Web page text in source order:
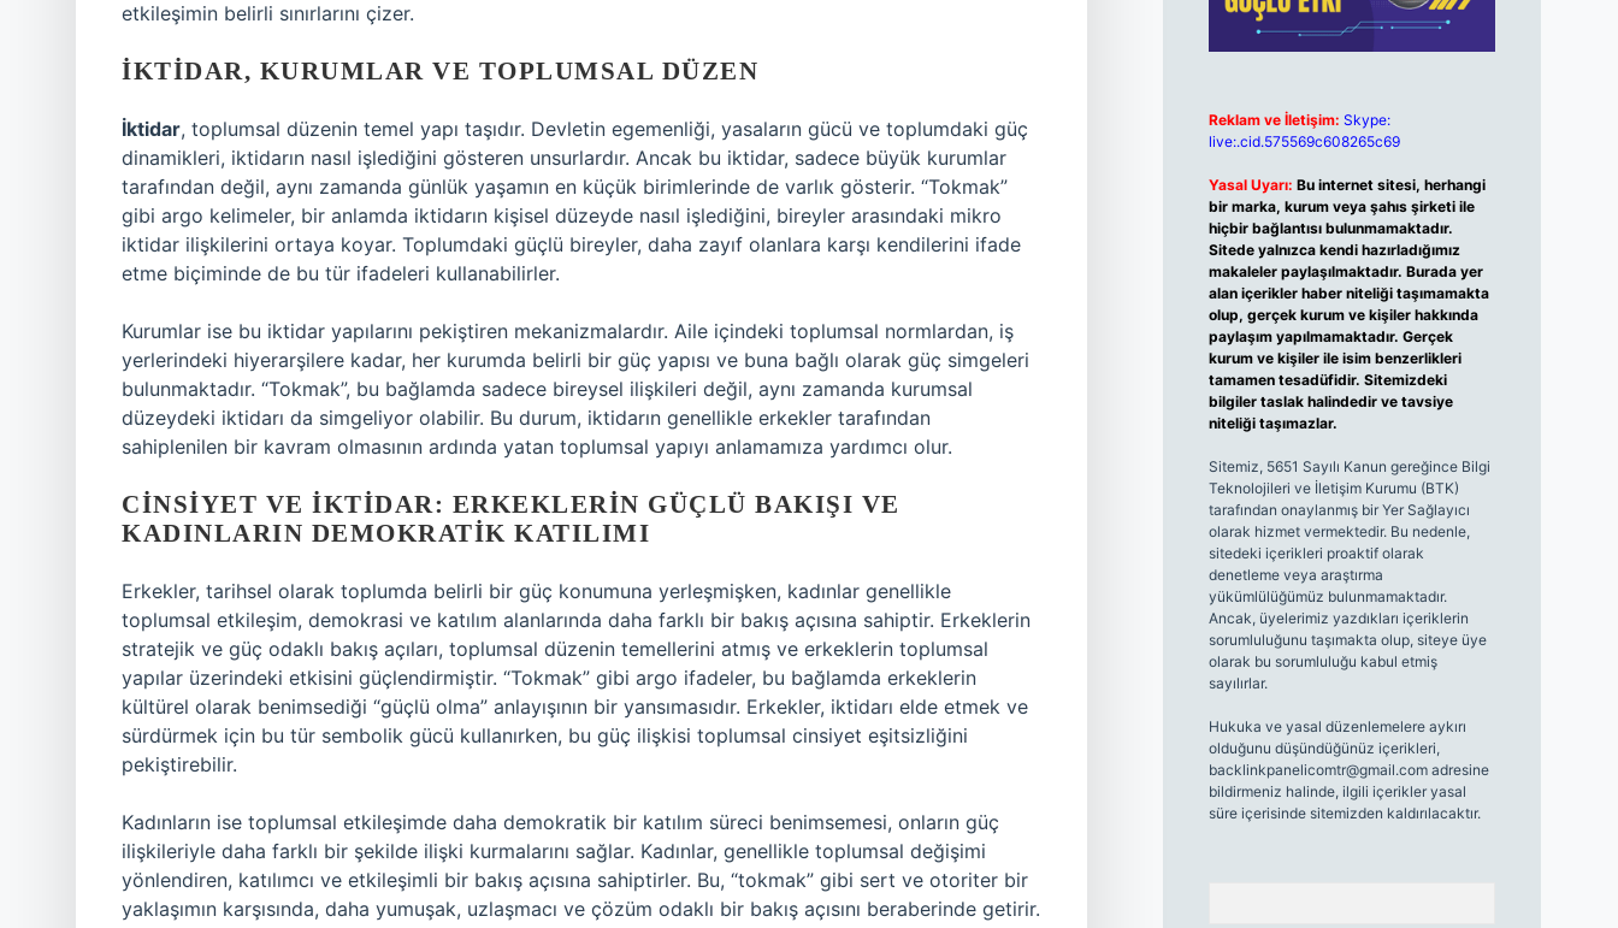
etkileşimin belirli sınırlarını çizer.
İKTIDAR, KURUMLAR VE TOPLUMSAL DÜZEN
İktidar, toplumsal düzenin temel yapı taşıdır. Devletin egemenliği, yasaların gücü ve toplumdaki güç
dinamikleri, iktidarın nasıl işlediğini gösteren unsurlardır. Ancak bu iktidar, sadece büyük kurumlar
tarafından değil, aynı zamanda günlük yaşamın en küçük birimlerinde de varlık gösterir. “Tokmak”
gibi argo kelimeler, bir anlamda iktidarın kişisel düzeyde nasıl işlediğini, bireyler arasındaki mikro
iktidar ilişkilerini ortaya koyar. Toplumdaki güçlü bireyler, daha zayıf olanlara karşı kendilerini ifade
etme biçiminde de bu tür ifadeleri kullanabilirler.
Kurumlar ise bu iktidar yapılarını pekiştiren mekanizmalardır. Aile içindeki toplumsal normlardan, iş
yerlerindeki hiyerarşilere kadar, her kurumda belirli bir güç yapısı ve buna bağlı olarak güç simgeleri
bulunmaktadır. “Tokmak”, bu bağlamda sadece bireysel ilişkileri değil, aynı zamanda kurumsal
düzeydeki iktidarı da simgeliyor olabilir. Bu durum, iktidarın genellikle erkekler tarafından
sahiplenilen bir kavram olmasının ardında yatan toplumsal yapıyı anlamamıza yardımcı olur.
CINSIYET VE İKTIDAR: ERKEKLERIN GÜÇLÜ BAKIŞI VE
KADINLARIN DEMOKRATIK KATILIMI
Erkekler, tarihsel olarak toplumda belirli bir güç konumuna yerleşmişken, kadınlar genellikle
toplumsal etkileşim, demokrasi ve katılım alanlarında daha farklı bir bakış açısına sahiptir. Erkeklerin
stratejik ve güç odaklı bakış açıları, toplumsal düzenin temellerini atmış ve erkeklerin toplumsal
yapılar üzerindeki etkisini güçlendirmiştir. “Tokmak” gibi argo ifadeler, bu bağlamda erkeklerin
kültürel olarak benimsediği “güçlü olma” anlayışının bir yansımasıdır. Erkekler, iktidarı elde etmek ve
sürdürmek için bu tür sembolik gücü kullanırken, bu güç ilişkisi toplumsal cinsiyet eşitsizliğini
pekiştirebilir.
Kadınların ise toplumsal etkileşimde daha demokratik bir katılım süreci benimsemesi, onların güç
ilişkileriyle daha farklı bir şekilde ilişki kurmalarını sağlar. Kadınlar, genellikle toplumsal değişimi
yönlendiren, katılımcı ve etkileşimli bir bakış açısına sahiptirler. Bu, “tokmak” gibi sert ve otoriter bir
yaklaşımın karşısında, daha yumuşak, uzlaşmacı ve çözüm odaklı bir bakış açısını beraberinde getirir.
Reklam ve İletişim: Skype:
live:.cid.575569c608265c69
Yasal Uyarı: Bu internet sitesi, herhangi
bir marka, kurum veya şahıs şirketi ile
hiçbir bağlantısı bulunmamaktadır.
Sitede yalnızca kendi hazırladığımız
makaleler paylaşılmaktadır. Burada yer
alan içerikler haber niteliği taşımamakta
olup, gerçek kurum ve kişiler hakkında
paylaşım yapılmamaktadır. Gerçek
kurum ve kişiler ile isim benzerlikleri
tamamen tesadüfidir. Sitemizdeki
bilgiler taslak halindedir ve tavsiye
niteliği taşımazlar.
Sitemiz, 5651 Sayılı Kanun gereğince Bilgi
Teknolojileri ve İletişim Kurumu (BTK)
tarafından onaylanmış bir Yer Sağlayıcı
olarak hizmet vermektedir. Bu nedenle,
sitedeki içerikleri proaktif olarak
denetleme veya araştırma
yükümlülüğümüz bulunmamaktadır.
Ancak, üyelerimiz yazdıkları içeriklerin
sorumluluğunu taşımakta olup, siteye üye
olarak bu sorumluluğu kabul etmiş
sayılırlar.
Hukuka ve yasal düzenlemelere aykırı
olduğunu düşündüğünüz içerikleri,
backlinkpanelicomtr@gmail.comadresine
bildirmeniz halinde, ilgili içerikler yasal
süre içerisinde sitemizden kaldırılacaktır.